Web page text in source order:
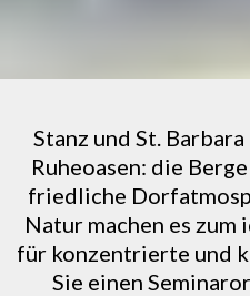
Stanz und St.
Ruheoasen: die
friedliche
Natur machen es zum
für konzentrierte und
Sie einen